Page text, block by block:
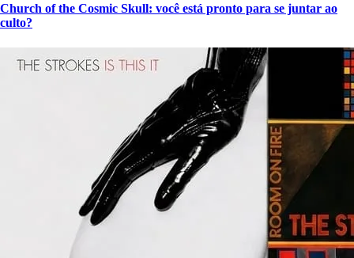
Church of the Cosmic Skull: você está pronto para se juntar ao
culto?